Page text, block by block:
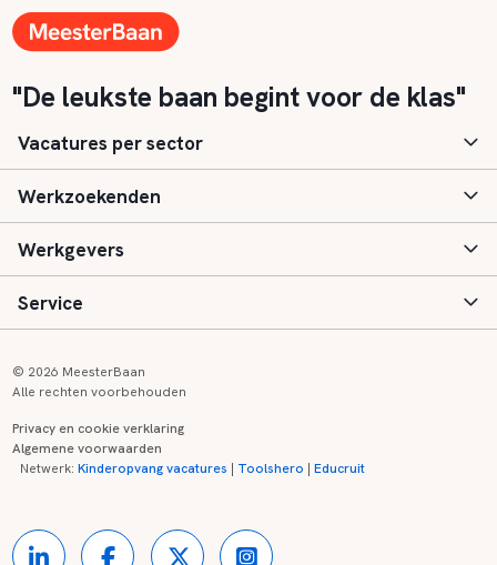
"De leukste baan begint voor de klas"
Vacatures per sector
Basisonderwijs
Speciaal (basis) onderwijs
Voortgezet onderwijs
Kinderopvang
Werkzoekenden
Aanmelden
Vacatures
Zij-instroom informatie
Werkgevers
Inloggen
Registreren
Service
Onderwijs links
© 2026 MeesterBaan
Alle rechten voorbehouden
Privacy en cookie verklaring
Algemene voorwaarden
Netwerk:Kinderopvang vacatures | Toolshero |Educruit